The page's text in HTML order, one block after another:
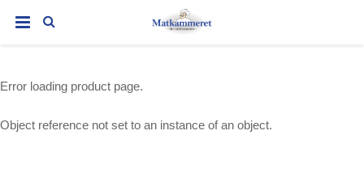
Error loading product page.
Object reference not set to an instance of an object.